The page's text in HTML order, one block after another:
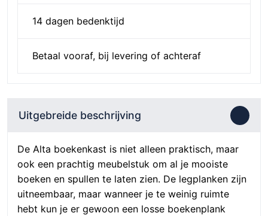
14 dagen bedenktijd
Betaal vooraf, bij levering of achteraf
Uitgebreide beschrijving
De Alta boekenkast is niet alleen praktisch, maar
ook een prachtig meubelstuk om al je mooiste
boeken en spullen te laten zien. De legplanken zijn
uitneembaar, maar wanneer je te weinig ruimte
hebt kun je er gewoon een losse boekenplank